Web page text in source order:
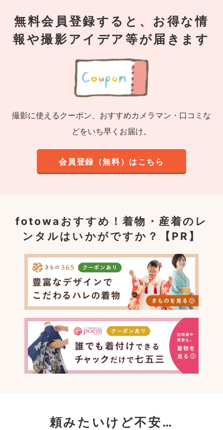
無料会員登録すると、お得な情
報や撮影アイデア等が届きます
撮影に使えるクーポン、おすすめカメラマン・口コミな
どをいち早くお届け。
会員登録（無料）はこちら
fotowaおすすめ！着物・産着のレ
ンタルはいかがですか？【PR】
頼みたいけど不安…